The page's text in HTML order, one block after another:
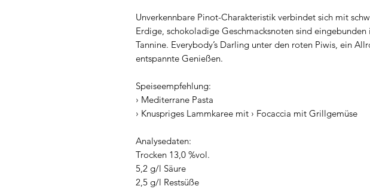
Unverkennbare Pinot-Charakteristik verbindet sich mit
Erdige, schokoladige Geschmacksnoten sind eingebunden
Tannine. Everybody’s Darling unter den roten Piwis, ein
entspannte Genießen.
Speiseempfehlung:
› Mediterrane Pasta
› Knuspriges Lammkaree mit › Focaccia mit Grillgemüse
Analysedaten:
Trocken 13,0 %vol.
5,2 g/l Säure
2,5 g/l Restsüße